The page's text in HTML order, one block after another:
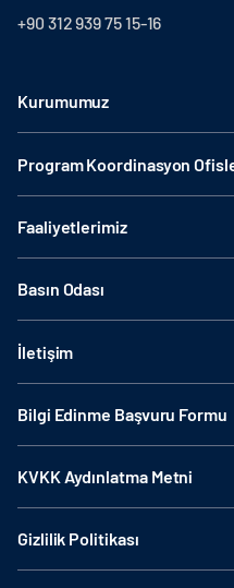
+90 312 939 75 15-16
Kurumumuz
Program Koordinasyon
Faaliyetlerimiz
Basın Odası
İletişim
Bilgi Edinme Başvuru Formu
KVKK Aydınlatma Metni
Gizlilik Politikası